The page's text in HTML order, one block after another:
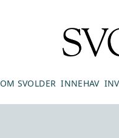
OM SVOLDER INNEHAV